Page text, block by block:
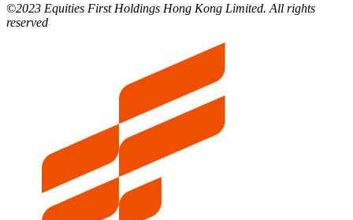
©2023 Equities First Holdings Hong Kong Limited. All rights
reserved